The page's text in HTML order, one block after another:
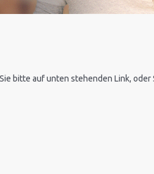
bitte auf unten stehenden Link, oder